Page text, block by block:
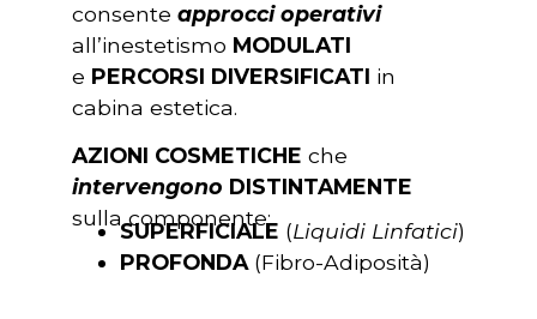
consente approcci operativi
all’inestetismo MODULATI
e PERCORSI DIVERSIFICATI in
cabina estetica.
AZIONI COSMETICHE che
intervengono DISTINTAMENTE
sulla componente:
SUPERFICIALE (Liquidi Linfatici)
PROFONDA (Fibro-Adiposità)